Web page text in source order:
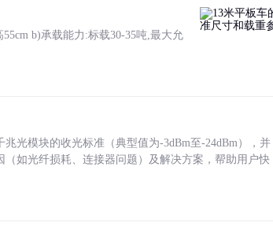
b)承载能力:标载30-35吨,最大允
光模块的收光标准（典型值为-3dBm至-24dBm），并
如光纤损耗、连接器问题）及解决方案，帮助用户快